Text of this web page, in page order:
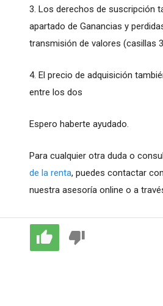
3. Los derechos de suscripción
apartado de Ganancias y
transmisión de valores (casillas
4. El precio de adquisición
entre los dos
Espero haberte ayudado.
Para cualquier otra duda o
de la renta, puedes contactar
nuestra asesoría online o a